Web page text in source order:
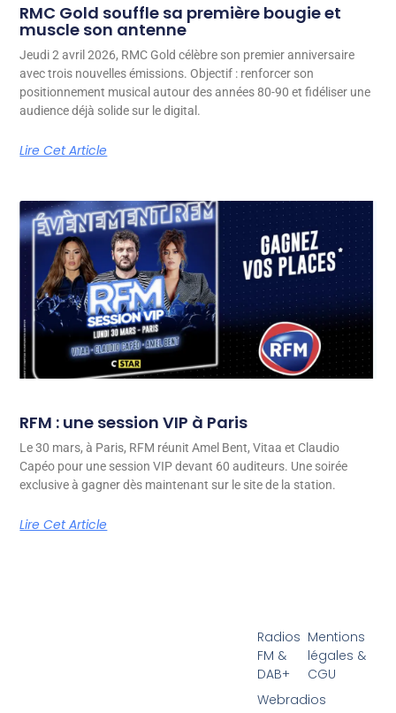
RMC Gold souffle sa première bougie et
muscle son antenne
Jeudi 2 avril 2026, RMC Gold célèbre son premier anniversaire
avec trois nouvelles émissions. Objectif : renforcer son
positionnement musical autour des années 80-90 et fidéliser une
audience déjà solide sur le digital.
Lire Cet Article
RFM : une session VIP à Paris
Le 30 mars, à Paris, RFM réunit Amel Bent, Vitaa et Claudio
Capéo pour une session VIP devant 60 auditeurs. Une soirée
exclusive à gagner dès maintenant sur le site de la station.
Lire Cet Article
Radios
FM &
DAB+
Webradios
Mentions
légales &
CGU